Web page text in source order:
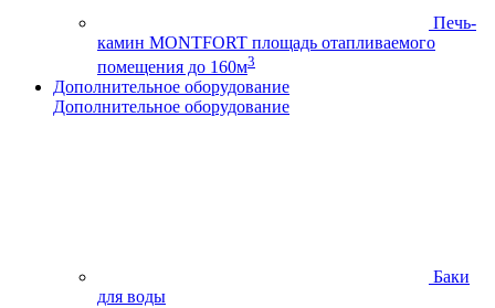
Печь-
камин MONTFORT площадь отапливаемого
помещения до 160м3
Дополнительное оборудование
Дополнительное оборудование
Баки
для воды